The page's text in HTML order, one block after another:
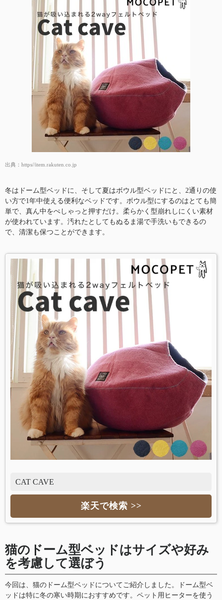
出典： https//item.rakuten.co.jp
冬はドーム型ベッドに、そして夏はボウル型ベッドにと、2通りの使
い方で1年中使える便利なベッドです。ボウル型にするのはとても簡
単で、真ん中をぺしゃっと押すだけ。柔らかく型崩れしにくい素材
が使われています。汚れたとしてもぬるま湯で手洗いもできるの
で、清潔も保つことができます。
CAT CAVE
楽天で検索 >>
猫のドーム型ベッドはサイズや好み
を考慮して選ぼう
今回は、猫のドーム型ベッドについてご紹介しました。ドーム型ベ
ッドは特に冬の寒い時期におすすめです。ペット用ヒーターを使う